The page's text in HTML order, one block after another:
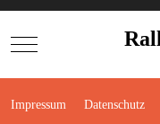
Mobile Menu Toggle
Impressum Datenschutz